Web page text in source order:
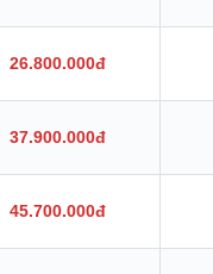
26.800.000đ
37.900.000đ
45.700.000đ